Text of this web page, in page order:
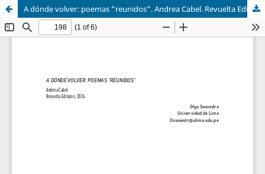
A dónde volver: poemas "reunidos". Andrea Cabel. Revuelta Editores, 2024.